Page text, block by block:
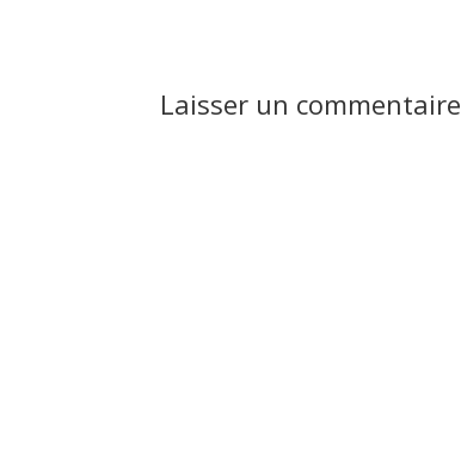
Laisser un commentaire